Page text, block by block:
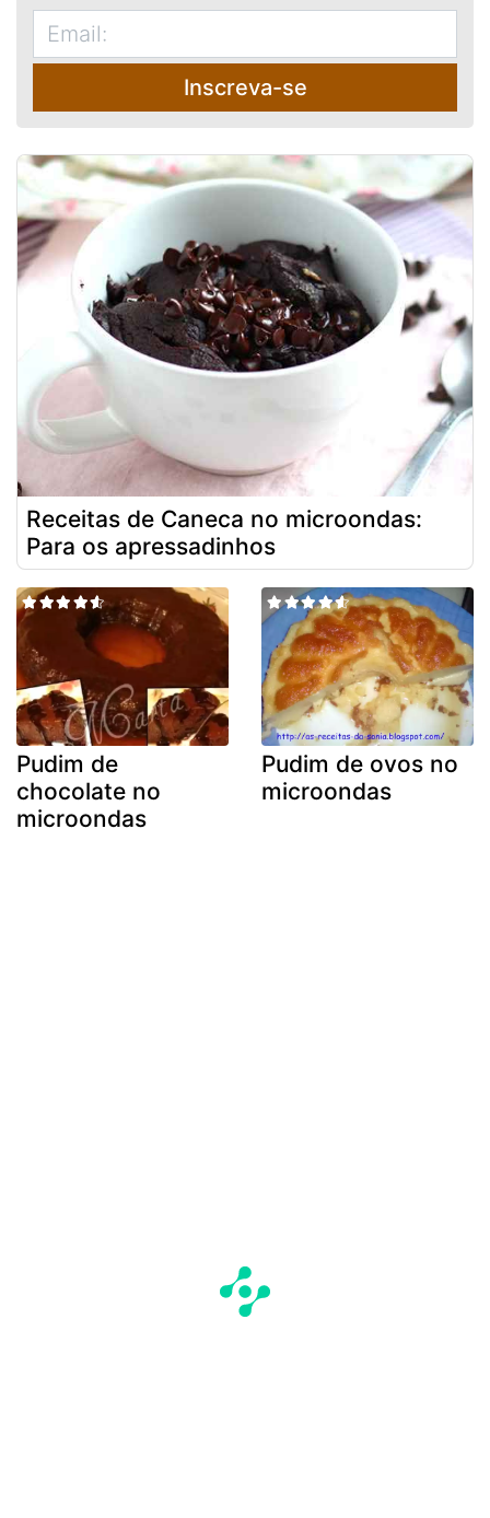
Inscreva-se
Receitas de Caneca no microondas:
Para os apressadinhos
Pudim de
chocolate no
microondas
Pudim de ovos no
microondas